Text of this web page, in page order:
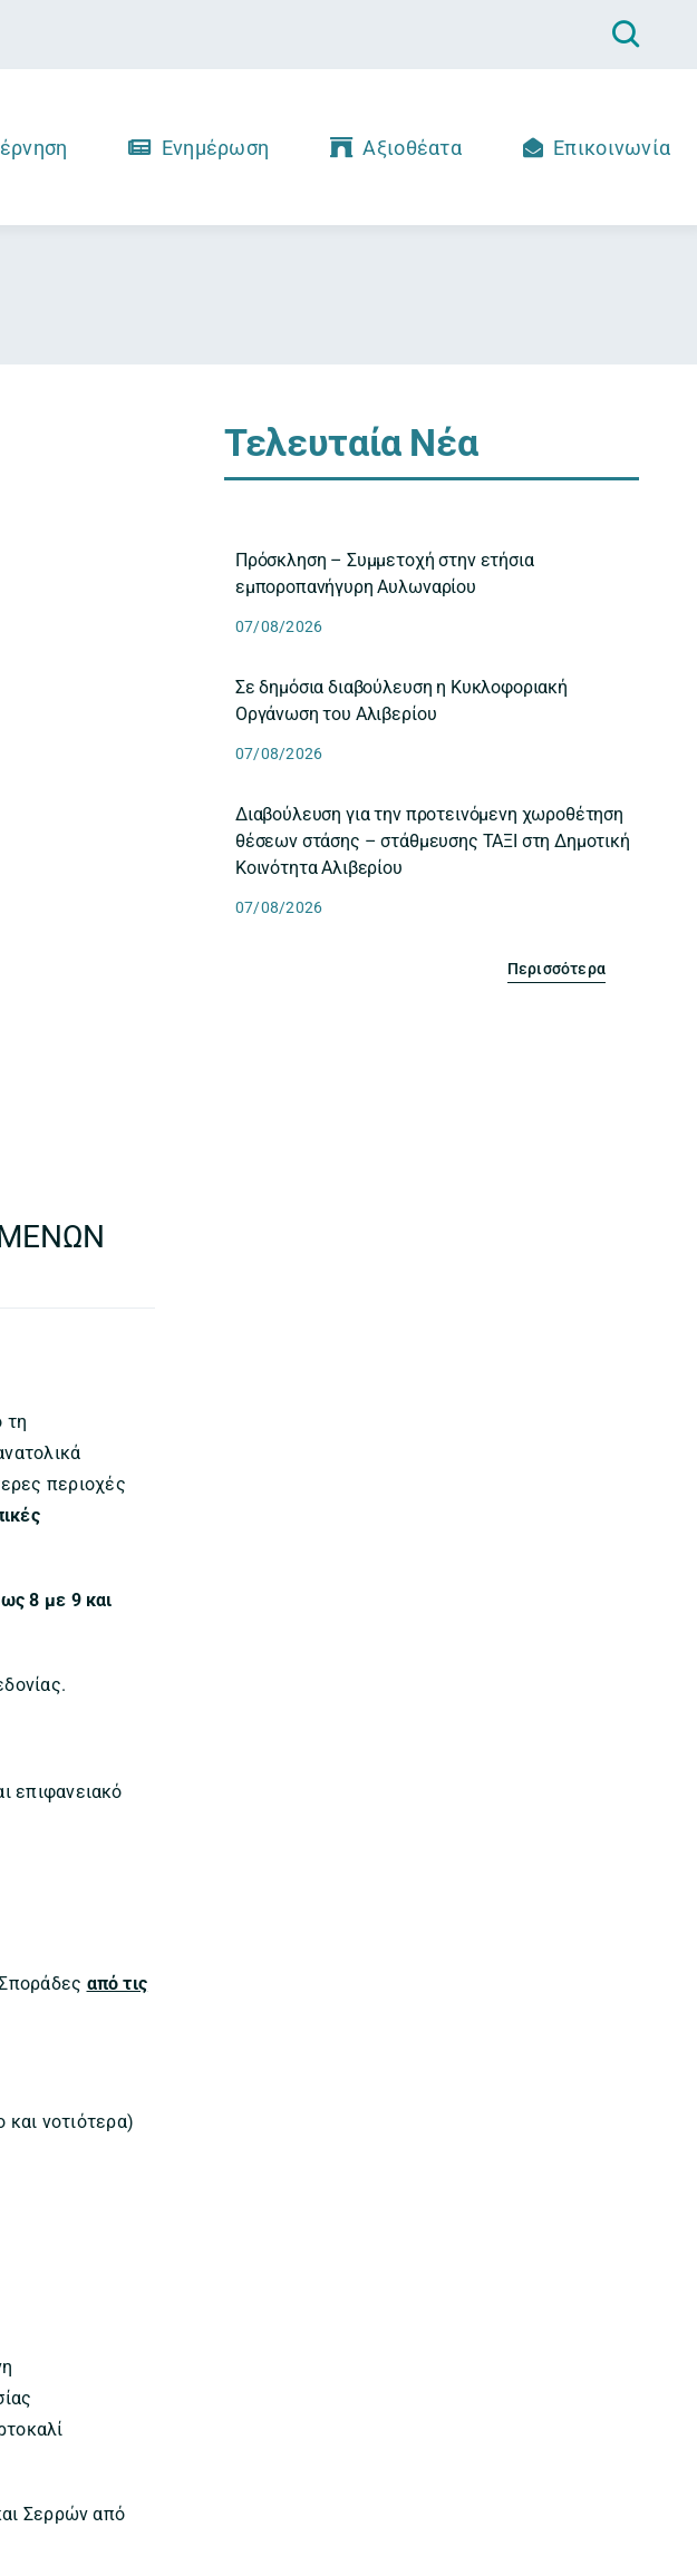
Ενημέρωση Αξιοθέατα Επικοινωνία
τη
περιοχές
8 με 9 και
επιφανειακό
από τις
και νοτιότερα)
Σερρών από
Τελευταία Νέα
Πρόσκληση – Συμμετοχή στην ετήσια
εμποροπανήγυρη Αυλωναρίου
07/08/2026
Σε δημόσια διαβούλευση η Κυκλοφοριακή
Οργάνωση του Αλιβερίου
07/08/2026
Διαβούλευση για την προτεινόμενη χωροθέτηση
θέσεων στάσης – στάθμευσης ΤΑΞΙ στη Δημοτική
Κοινότητα Αλιβερίου
07/08/2026
Περισσότερα